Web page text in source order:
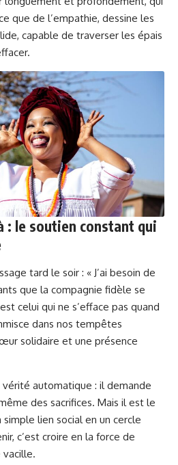
que de l’empathie, dessine les
capable de traverser les épais
: le soutien constant qui
tard le soir : « J’ai besoin de
que la compagnie fidèle se
celui qui ne s’efface pas quand
dans nos tempêtes
solidaire et une présence
vérité automatique : il demande
des sacrifices. Mais il est le
lien social en un cercle
c’est croire en la force de
vacille.